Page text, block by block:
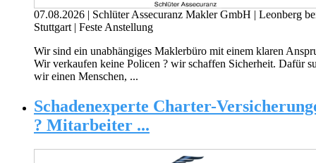
07.08.2026 | Schlüter Assecuranz Makler GmbH | Leonberg
Stuttgart | Feste Anstellung
Wir sind ein unabhängiges Maklerbüro mit einem klaren
Wir verkaufen keine Policen ? wir schaffen Sicherheit. Dafür
wir einen Menschen, ...
Schadenexperte Charter-
? Mitarbeiter ...